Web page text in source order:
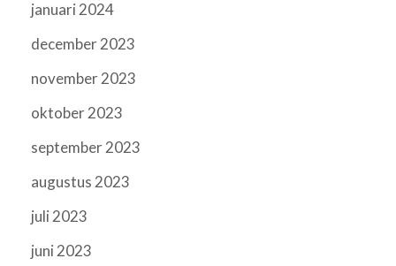
januari 2024
december 2023
november 2023
oktober 2023
september 2023
augustus 2023
juli 2023
juni 2023